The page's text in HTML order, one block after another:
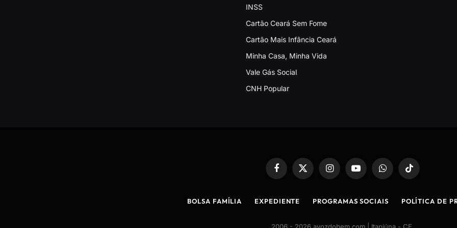
INSS
Cartão Ceará Sem Fome
Cartão Mais Infância Ceará
Minha Casa, Minha Vida
Vale Gás Social
CNH Popular
Facebook
X
InstagramYouTubeWhatsAppTikTok
BOLSA FAMÍLIA EXPEDIENTE PROGRAMAS SOCIAIS POLÍTICA DE